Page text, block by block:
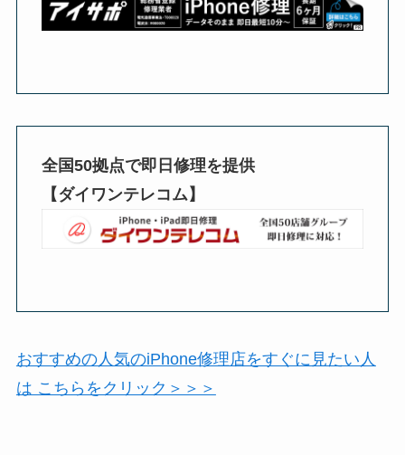
全国50拠点で即日修理を提供
【ダイワンテレコム】
おすすめの人気のiPhone修理店をすぐに見たい人
は こちらをクリック＞＞＞